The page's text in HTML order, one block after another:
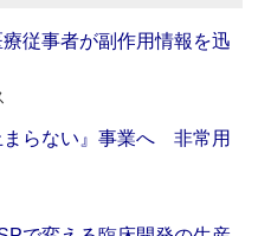
従事者が副作用情報を迅
まらない』事業へ 非常用